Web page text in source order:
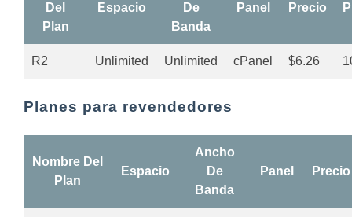
Del
Plan
Espacio
De
Banda
Panel Precio
R2 Unlimited Unlimited cPanel $6.26
Planes para revendedores
Nombre Del
Plan
Espacio
Ancho
De
Banda
Panel Precio